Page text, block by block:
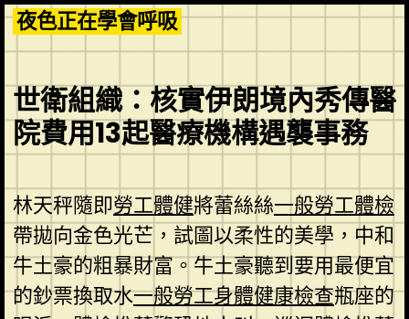
Skip
to
content
夜色正在學會呼吸
世衛組織：核實伊朗境內秀傳醫
院費用13起醫療機構遇襲事務
林天秤隨即勞工體健將蕾絲絲一般勞工體檢
帶拋向金色光芒，試圖以柔性的美學，中和
牛土豪的粗暴財富。牛土豪聽到要用最便宜
的鈔票換取水一般勞工身體健康檢查瓶座的